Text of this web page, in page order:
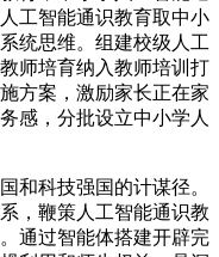
工智能通识教育取中小
统思维。组建校级人工
师培育纳入教师培训打
方案，激励家长正在家
感，分批设立中小学人
科技强国的计谋径。
，鞭策人工智能通识教
通过智能体搭建开辟完